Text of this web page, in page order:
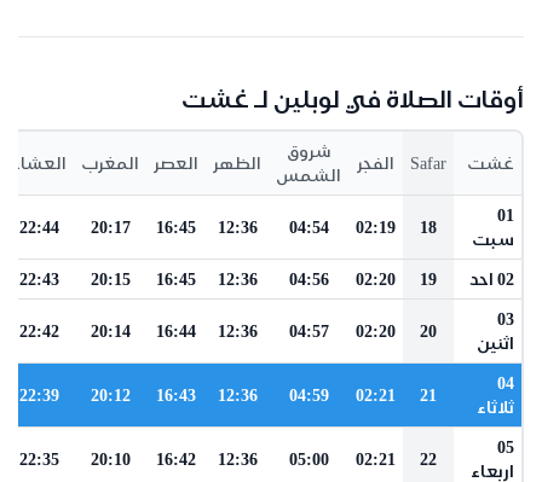
أوقات الصلاة في لوبلين لـ غشت
غشت Safar الفجر
شروق
الشمس
الظهر العصر المغرب العشاء
01
سبت
18
02:19
04:54
12:36
16:45
20:17
22:44
02 احد 19
02:20
04:56
12:36
16:45
20:15
22:43
03
اثنين
20
02:20
04:57
12:36
16:44
20:14
22:42
04
ثلاثاء
21
02:21
04:59
12:36
16:43
20:12
22:39
05
اربعاء
22
02:21
05:00
12:36
16:42
20:10
22:35